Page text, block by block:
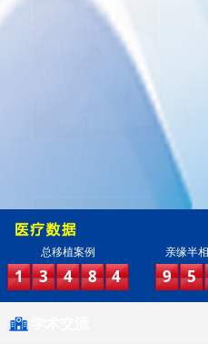
总移植案例
1 3 4 8 4
亲缘半
9 5